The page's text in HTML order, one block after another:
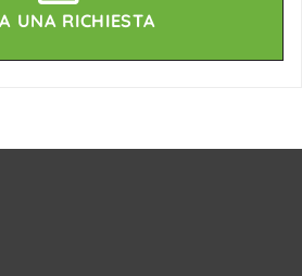
UNA RICHIESTA